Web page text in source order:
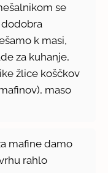
se
k masi,
za kuhanje,
žlice koščkov
maso
mafine damo
rahlo